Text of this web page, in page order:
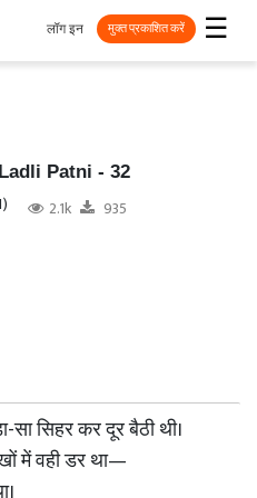
☰
लॉग इन मुक्त प्रकाशित करें
Patni - 32
2.1k 935
सिहर कर दूर बैठी थी।
में वही डर था—